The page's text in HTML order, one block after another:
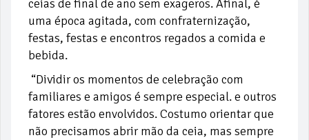
ceias de final de ano sem exageros. Afinal, é
uma época agitada, com confraternização,
festas, festas e encontros regados a comida e
bebida.
“Dividir os momentos de celebração com
familiares e amigos é sempre especial. e outros
fatores estão envolvidos. Costumo orientar que
não precisamos abrir mão da ceia, mas sempre